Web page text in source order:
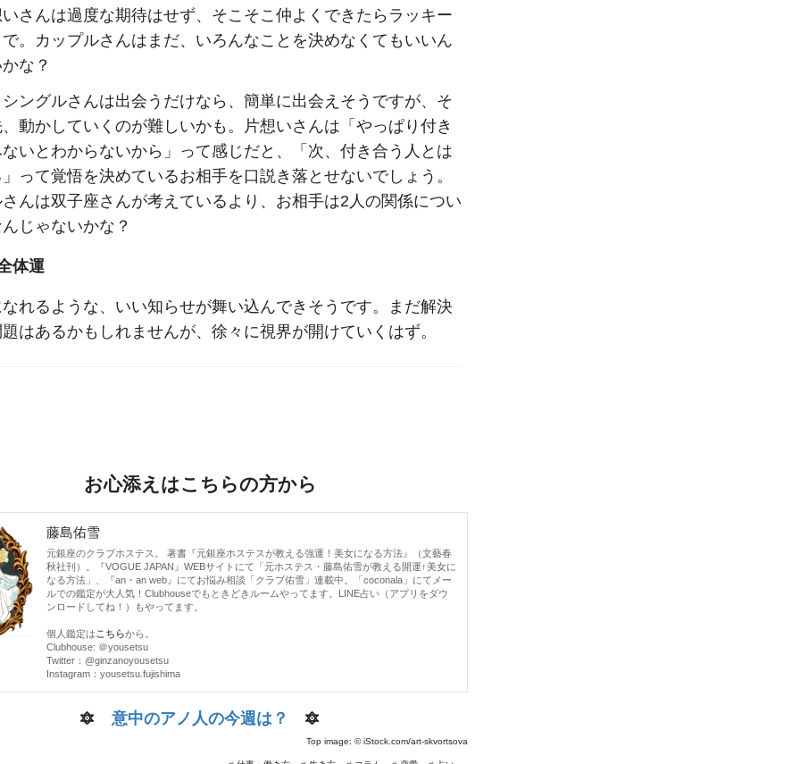
さんは過度な期待はせず、 そこそこ 仲よくできたらラッキー
。カップルさんはまだ、いろんなことを決めなくてもいいん
な？
ングルさんは出会うだけなら、簡単に出会えそうですが、そ
動かしていくのが難しいかも。片想いさんは「やっぱり付き
いとわからないから」って感じだと、「次、付き合う人とは
って覚悟を決めているお相手を口説き落とせないでしょう。
んは双子座さんが考えているより、お相手は2 人の関係につい
じゃないかな？
体運
れるような、いい知らせが舞い込んできそうです。まだ解決
はあるかもしれませんが、徐々に視界が開けていくはず。
お心添えはこちらの方から
藤島佑雪
元銀座のクラブホステス。 著書『元銀座ホステスが教える強運！美女になる方法』（文藝春
秋社刊）。『VOGUE JAPAN』WEBサイトにて「元ホステス・藤島佑雪が教える開運↑美女に
なる方法」、『an・an web』にてお悩み相談「クラブ佑雪」連載中。「coconala」にてメー
ルでの鑑定が大人気！Clubhouseでもときどきルームやってます。LINE占い（アプリをダウ
ンロードしてね！）もやってます。
個人鑑定はこちらから。
Clubhouse: ＠yousetsu
Twitter： @ginzanoyousetsu
Instagram： yousetsu.fujishima
🔯 意中のアノ人の今週は？ 🔯
Top image: ©iStock.com/art-skvortsova